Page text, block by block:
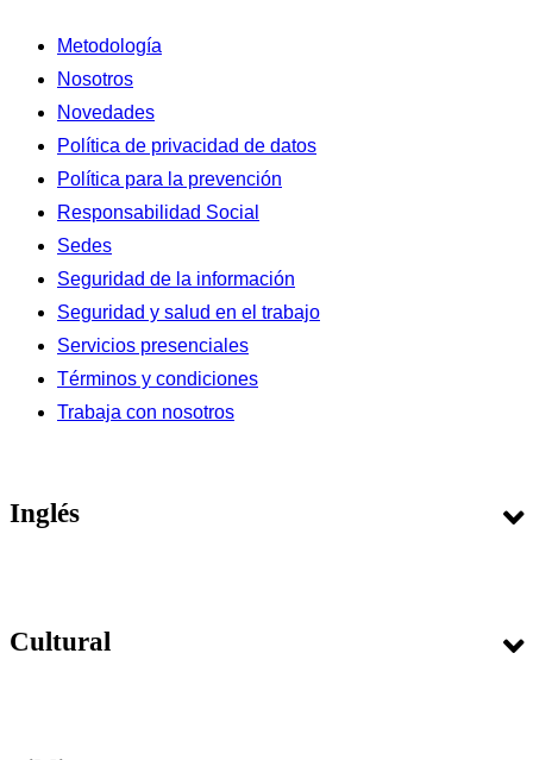
Metodología
Nosotros
Novedades
Política de privacidad de datos
Política para la prevención
Responsabilidad Social
Sedes
Seguridad de la información
Seguridad y salud en el trabajo
Servicios presenciales
Términos y condiciones
Trabaja con nosotros
Inglés
Matrícula
Cultural